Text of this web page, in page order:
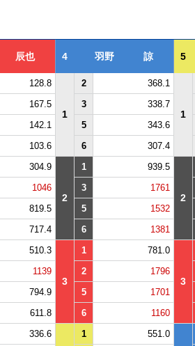
辰也 4 羽野 諒 5
128.8
1
2 368.1
1
167.5 3 338.7
142.1 5 343.6
103.6 6 307.4
304.9
2
1 939.5
2
1046 3 1761
819.5 5 1532
717.4 6 1381
510.3
3
1 781.0
3
1139 2 1796
794.9 5 1701
611.8 6 1160
336.6 1 551.0